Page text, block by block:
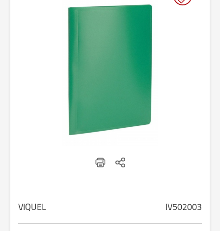
VIQUEL IV502003